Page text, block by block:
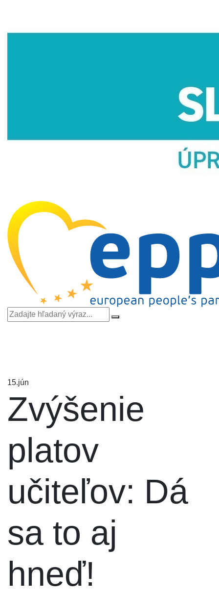
15.jún
Zvýšenie
platov
učiteľov: Dá
sa to aj
hneď!